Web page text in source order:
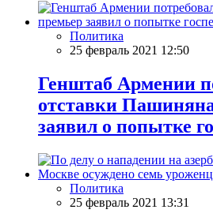
Политика
25 февраль 2021 12:50
Генштаб Армении
отставки
заявил о попытке
Политика
25 февраль 2021 13:31